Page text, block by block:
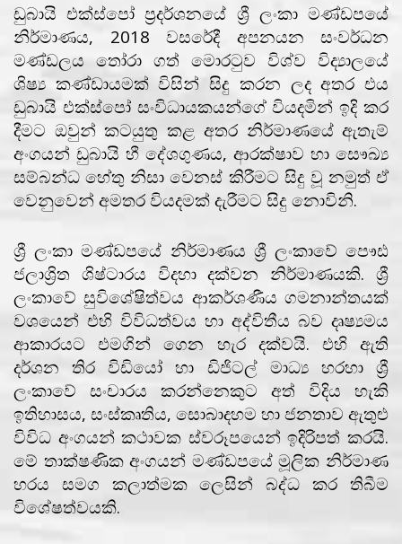
ඩුබායි එක්ස්පෝ ප්‍රදර්ශනයේ ශ්‍රී ලංකා මණ්ඩපයේ
නිර්මාණය, 2018 වසරේදී අපනයන සංවර්ධන
මණ්ඩලය තෝරා ගත් මොරටුව විශ්ව විද්‍යාලයේ
ශිෂ්‍ය කණ්ඩායමක් විසින් සිදු කරන ලද අතර එය
ඩුබායි එක්ස්පෝ සංවිධායකයන්ගේ වියදමින් ඉදි කර
දීමට ඔවුන් කටයුතු කළ අතර නිර්මාණයේ ඇතැම්
අංගයන් ඩුබායි හී දේශගුණය, ආරක්ෂාව හා සෞඛ්‍ය
සම්බන්ධ හේතු නිසා වෙනස් කිරීමට සිදු වූ නමුත් ඒ
වෙනුවෙන් අමතර වියදමක් දැරීමට සිදු නොවිනි.
ශ්‍රී ලංකා මණ්ඩපයේ නිර්මාණය ශ්‍රී ලංකාවේ පෞඪ
ජලාශ්‍රිත ශිෂ්ටාරය විදහා දක්වන නිර්මාණයකි. ශ්‍රී
ලංකාවේ සුවිශේෂිත්වය ආකර්ශණීය ගමනාන්තයක්
වශයෙන් එහි විවිධත්වය හා අද්විතීය බව දෘෂ්‍යමය
ආකාරයට එමගින් ගෙන හැර දක්වයි. එහි ඇති
දර්ශන තිර විඩියෝ හා ඩිජිටල් මාධ්‍ය හරහා ශ්‍රී
ලංකාවේ සංචාරය කරන්නෙකුට අත් විදිය හැකි
ඉතිහාසය, සංස්කෘතිය, සොබාදහම හා ජනතාව ඇතුළු
විවිධ අංගයන් කථාවක ස්වරූපයෙන් ඉදිරිපත් කරයි.
මේ තාක්ෂණික අංගයන් මණ්ඩපයේ මූලික නිර්මාණ
හරය සමග කලාත්මක ලෙසින් බද්ධ කර තිබීම
විශේෂත්වයකි.